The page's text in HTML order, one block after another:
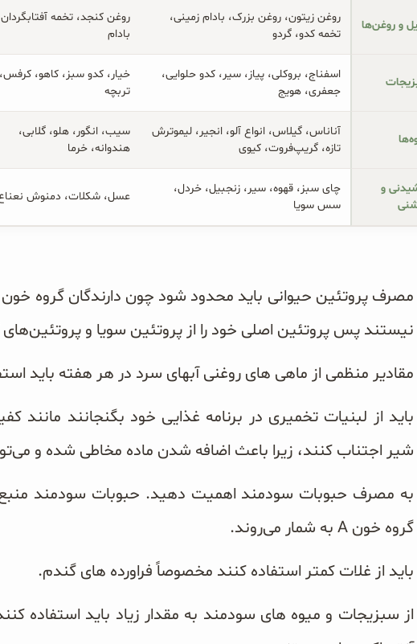
و روغن‌ها
روغن زیتون، روغن بزرک، بادام زمینی،
تخمه کدو، گردو
روغن کنجد، تخمه
بادام
اسفناج، بروکلی، پیاز، سیر، کدو حلوایی،
جعفری، هویج
خیار، کدو سبز، کاهو، کرفس،
تربچه
آناناس، گیلاس، انواع آلو، انجیر، لیموترش
تازه، گریپ‌فروت، کیوی
سیب، انگور، هلو، گلابی،
هندوانه، خرما
چای سبز، قهوه، سیر، زنجبیل، خردل،
سس سویا
عسل، شکلات، دمنوش
نیستند پس پروتئین اصلی خود را از پروتئین سویا و پروتئین‌های
مقادیر منظمی از ماهی های روغنی آبهای سرد در هر هفته باید
باید از لبنیات تخمیری در برنامه غذایی خود بگنجانند مانند
شیر اجتناب کنند، زیرا باعث اضافه شدن ماده مخاطی شده و
به مصرف حبوبات سودمند اهمیت دهید. حبوبات سودمند منبع
گروه خون A به شمار می‌روند.
باید از غلات کمتر استفاده کنند مخصوصاً فراورده های گندم.
از سبزیجات و میوه های سودمند به مقدار زیاد باید استفاده